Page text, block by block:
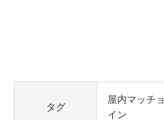
タグ
屋内マッチョ
イン